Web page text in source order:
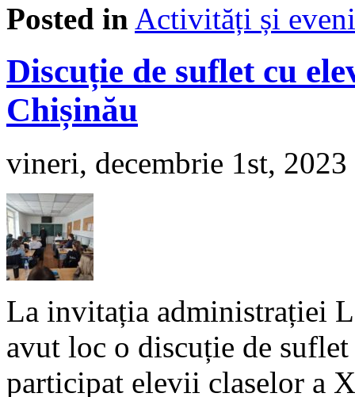
Posted in Activități și
Discuție de suflet cu
Chișinău
vineri, decembrie 1st, 2023
La invitația administrației
avut loc o discuție de
participat elevii claselor a